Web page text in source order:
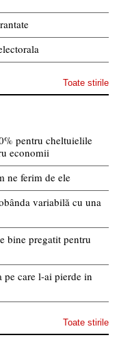
Toate stirile
pentru cheltuielile
economii
ne ferim de ele
variabilă cu una
bine pregatit pentru
care l-ai pierde in
Toate stirile